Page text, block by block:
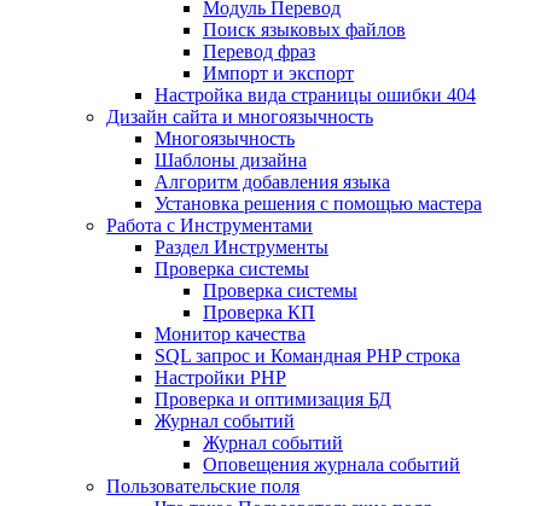
Mодуль Перевод
Поиск языковых файлов
Перевод фраз
Импорт и экспорт
Настройка вида страницы ошибки 404
Дизайн сайта и многоязычность
Многоязычность
Шаблоны дизайна
Алгоритм добавления языка
Установка решения с помощью мастера
Работа с Инструментами
Раздел Инструменты
Проверка системы
Проверка системы
Проверка КП
Монитор качества
SQL запрос и Командная PHP строка
Настройки PHP
Проверка и оптимизация БД
Журнал событий
Журнал событий
Оповещения журнала событий
Пользовательские поля